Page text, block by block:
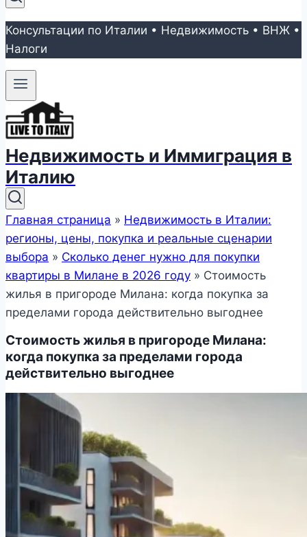
Консультации по Италии • Недвижимость • ВНЖ •
Налоги
Недвижимость и Иммиграция в
Италию
Главная страница » Недвижимость в Италии:
регионы, цены, покупка и реальные сценарии
выбора » Сколько денег нужно для покупки
квартиры в Милане в 2026 году » Стоимость
жилья в пригороде Милана: когда покупка за
пределами города действительно выгоднее
Стоимость жилья в пригороде Милана:
когда покупка за пределами города
действительно выгоднее